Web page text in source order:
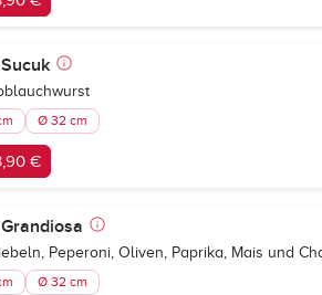
Ø 32 cm
€
Peperoni, Oliven, Paprika, Mais und
Ø 32 cm